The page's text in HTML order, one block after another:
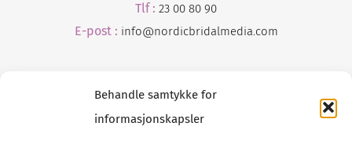
Behandle samtykke for
informasjonskapsler
Tlf : 23 00 80 90
E-post : info@nordicbridalmedia.com